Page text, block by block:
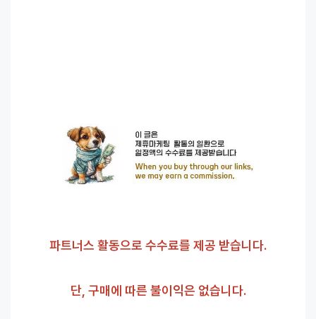
파트너스 활동으로 수수료를 제공 받습니다.
단, 구매에 따른 불이익은 없습니다.